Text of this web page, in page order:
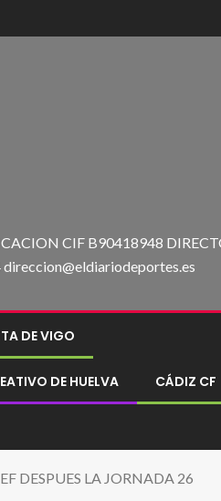
CIF B90418948
DE VIGO
DE HUELVA CÁDIZ CF
DESPUES LA JORNADA 26